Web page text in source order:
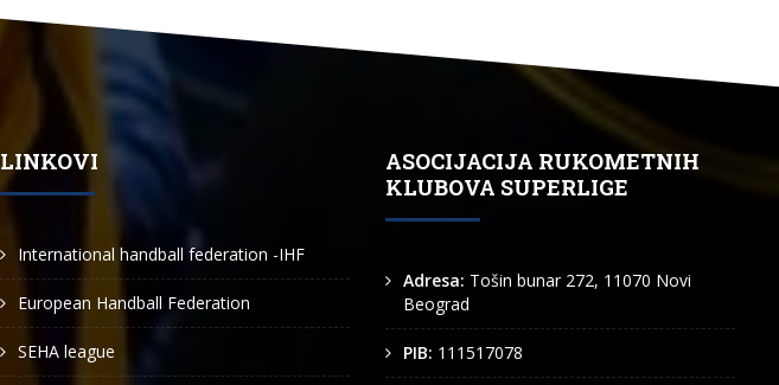
LINKOVI
International handball federation -IHF
European Handball Federation
SEHA league
ASOCIJACIJA RUKOMETNIH
KLUBOVA SUPERLIGE
Adresa: Tošin bunar 272, 11070 Novi
Beograd
PIB: 111517078